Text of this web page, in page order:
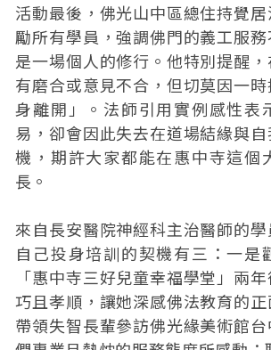
活動最後，佛光山中區總住持覺
勵所有學員，強調佛門的義工服
是一場個人的修行。他特別提醒
有磨合或意見不合，但切莫因一
身離開」。法師引用實例感性表
易，卻會因此失去在道場結緣與
機，期許大家都能在惠中寺這個
長。
來自長安醫院神經科主治醫師的學
自己投身培訓的契機有三：一是
「惠中寺三好兒童幸福學堂」兩
巧且孝順，讓她深感佛法教育的
帶領失智長輩參訪佛光緣美術館